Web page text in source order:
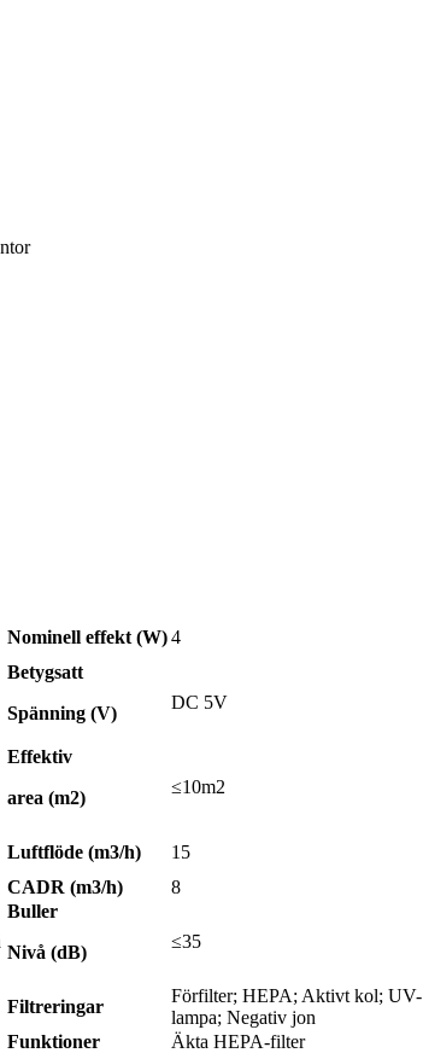
Nominell effekt (W)4
Betygsatt
Spänning (V)
DC 5V
Effektiv
area (m2)
≤10m2
Luftflöde (m3/h)
15
CADR (m3/h) 8
Buller
Nivå (dB)
≤35
Filtreringar
Förfilter; HEPA; Aktivt kol; UV-
lampa; Negativ jon
Funktioner
Äkta HEPA-filter